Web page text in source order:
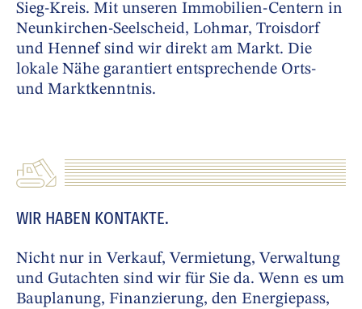
Sieg-Kreis. Mit unseren Immobilien-Centern in
Neunkirchen-Seelscheid, Lohmar, Troisdorf
und Hennef sind wir direkt am Markt. Die
lokale Nähe garantiert entsprechende Orts-
und Marktkenntnis.
WIR HABEN KONTAKTE.
Nicht nur in Verkauf, Vermietung, Verwaltung
und Gutachten sind wir für Sie da. Wenn es um
Bauplanung, Finanzierung, den Energiepass,